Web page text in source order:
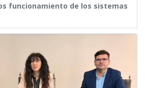
funcionamiento de los sistemas